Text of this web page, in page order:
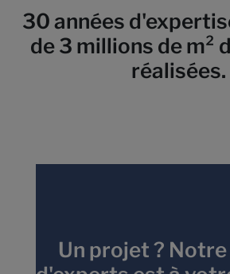
30 années
de 3 millions de m²
réalisées.
Un projet ?